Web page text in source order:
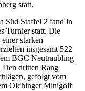
statt.
Süd Staffel 2 fand in
Turnier statt. Die
starken
insgesamt 522
BGC Neutraubling
Den dritten Rang
gefolgt vom
Olchinger Minigolf